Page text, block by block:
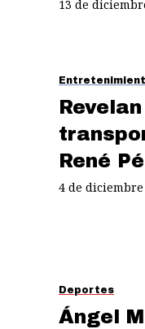
13 de
René
4 de diciembre
Deportes
Ángel